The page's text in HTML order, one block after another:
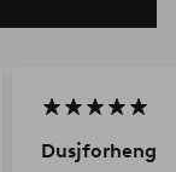
Dusjforheng